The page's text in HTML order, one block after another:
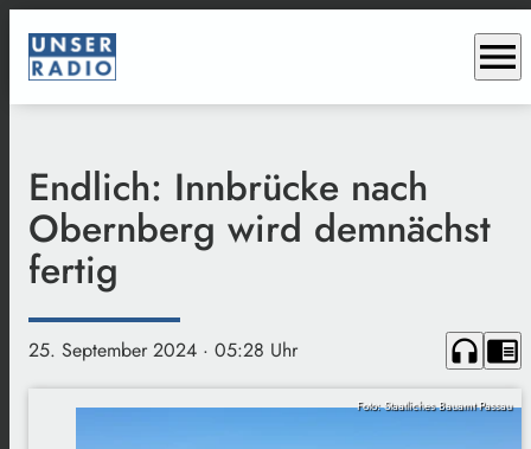
menu
Endlich: Innbrücke nach
Obernberg wird demnächst
fertig
25. September 2024 · 05:28 Uhr headphones chrome_reader_mode
Foto: Staatliches Bauamt Passau